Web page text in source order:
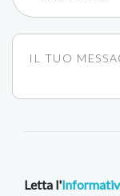
Letta l'